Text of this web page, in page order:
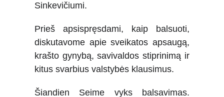
Sinkevičiumi.
Prieš apsispręsdami, kaip balsuoti,
diskutavome apie sveikatos apsaugą,
krašto gynybą, savivaldos stiprinimą ir
kitus svarbius valstybės klausimus.
Šiandien Seime vyks balsavimas.